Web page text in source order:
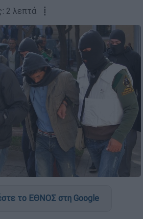
2 λεπτά ┋
το ΕΘΝΟΣ στη Google